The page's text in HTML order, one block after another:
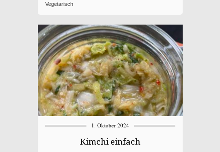
Vegetarisch
1. Oktober 2024
Kimchi einfach